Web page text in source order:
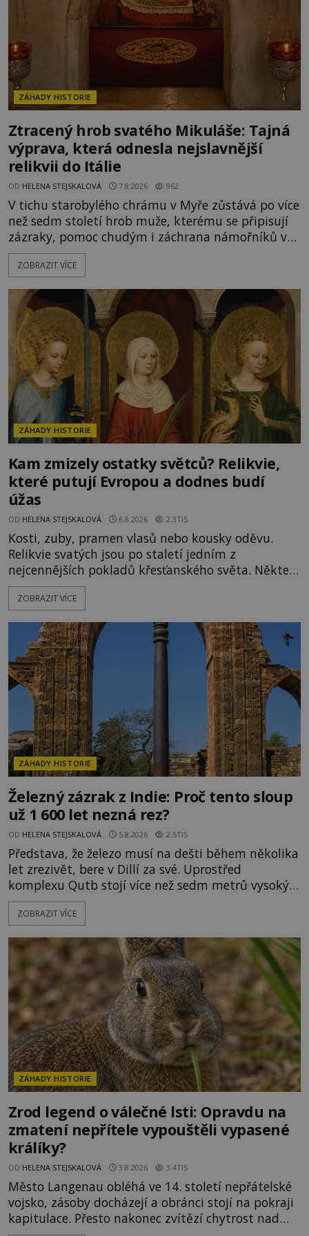
ZÁHADY HISTORIE
Ztracený hrob svatého Mikuláše: Tajná
výprava, která odnesla nejslavnější
relikvii do Itálie
OD HELENA STEJSKALOVÁ 7.8.2026 962
V tichu starobylého chrámu v Myře zůstává po více
než sedm století hrob muže, kterému se připisují
zázraky, pomoc chudým i záchrana námořníků v
bouřích. Pak ale přichází rok 1087 a klidné místo
se mění v dějiště podivné noční výpravy. Skupina
Mikuláše a odváží jeho ostatky přes moře do Bari.
Je to zbožná záchrana před nebezpečím, nebo
promyšlená krádež,
ZOBRAZIT VÍCE
ZÁHADY HISTORIE
Kam zmizely ostatky světců? Relikvie,
které putují Evropou a dodnes budí
úžas
OD HELENA STEJSKALOVÁ 6.8.2026 2.3TIS
Kosti, zuby, pramen vlasů nebo kousky oděvu.
Relikvie svatých jsou po staletí jedním z
nejcennějších pokladů křesťanského světa. Některé
mají pečlivě doloženou historii, jiné provází
záhady, krádeže i nečekané objevy. Jejich osudy
o skutečné historické události. Ve středověké
Evropě mají relikvie mimořádnou hodnotu. Nejsou
jen předmětem úcty
ZOBRAZIT VÍCE
ZÁHADY HISTORIE
Železný zázrak z Indie: Proč tento sloup
už 1 600 let nezná rez?
OD HELENA STEJSKALOVÁ 5.8.2026 2.5TIS
Představa, že železo musí na dešti během několika
let zrezivět, bere v Dillí za své. Uprostřed
komplexu Qutb stojí více než sedm metrů vysoký
železný sloup, který už přibližně 1 600 let odolává
počasí s jen nepatrnými stopami koroze. Jeho
ztracených technologiích či tajemných
materiálech. Moderní metalurgie však ukazuje, že
skutečné vysvětlení je ješt
ZOBRAZIT VÍCE
ZÁHADY HISTORIE
Zrod legend o válečné lsti: Opravdu na
zmatení nepřítele vypouštěli vypasené
králíky?
OD HELENA STEJSKALOVÁ 3.8.2026 3.4TIS
Město Langenau obléhá ve 14. století nepřátelské
vojsko, zásoby docházejí a obránci stojí na pokraji
kapitulace. Přesto nakonec zvítězí chytrost nad